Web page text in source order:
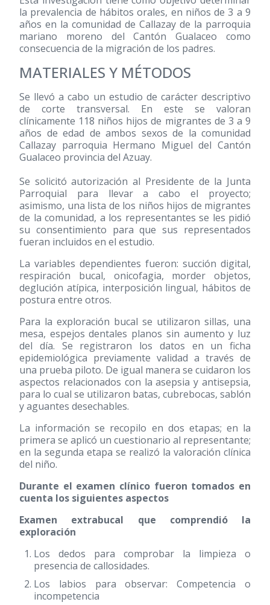
la prevalencia de hábitos orales, en niños de 3 a 9
años en la comunidad de Callazay de la parroquia
mariano moreno del Cantón Gualaceo como
consecuencia de la migración de los padres.
MATERIALES Y MÉTODOS
Se llevó a cabo un estudio de carácter descriptivo
de corte transversal. En este se valoran
clínicamente 118 niños hijos de migrantes de 3 a 9
años de edad de ambos sexos de la comunidad
Callazay parroquia Hermano Miguel del Cantón
Gualaceo provincia del Azuay.
Se solicitó autorización al Presidente de la Junta
Parroquial para llevar a cabo el proyecto;
asimismo, una lista de los niños hijos de migrantes
de la comunidad, a los representantes se les pidió
su consentimiento para que sus representados
fueran incluidos en el estudio.
La variables dependientes fueron: succión digital,
respiración bucal, onicofagia, morder objetos,
deglución atípica, interposición lingual, hábitos de
postura entre otros.
Para la exploración bucal se utilizaron sillas, una
mesa, espejos dentales planos sin aumento y luz
del día. Se registraron los datos en un ficha
epidemiológica previamente validad a través de
una prueba piloto. De igual manera se cuidaron los
aspectos relacionados con la asepsia y antisepsia,
para lo cual se utilizaron batas, cubrebocas, sablón
y aguantes desechables.
La información se recopilo en dos etapas; en la
primera se aplicó un cuestionario al representante;
en la segunda etapa se realizó la valoración clínica
del niño.
Durante el examen clínico fueron tomados en
cuenta los siguientes aspectos
Examen extrabucal que comprendió la
exploración
Los dedos para comprobar la limpieza o
presencia de callosidades.
Los labios para observar: Competencia o
incompetencia